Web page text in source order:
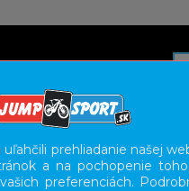
KARIÉRA BODY
prehliadanie našej
a na pochopenie
preferenciách.